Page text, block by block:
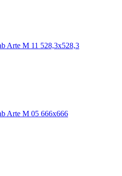
Arte М 11 528,3х528,3
Arte М 05 666х666